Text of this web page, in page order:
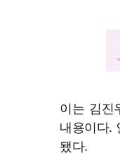
이는 김진
내용이다.
됐다.